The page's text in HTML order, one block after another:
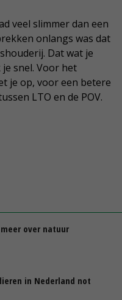
veel slimmer dan een
onlangs was dat
Dat wat je
snel. Voor het
je op, voor een betere
LTO en de POV.
over natuur
in Nederland not